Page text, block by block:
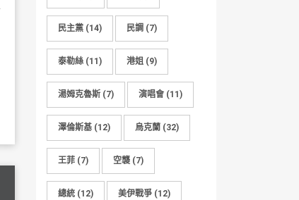
民主黨 (14) 民調 (7)
泰勒絲 (11) 港姐 (9)
湯姆克魯斯 (7) 演唱會 (11)
澤倫斯基 (12) 烏克蘭 (32)
王菲 (7) 空襲 (7)
總統 (12) 美伊戰爭 (12)